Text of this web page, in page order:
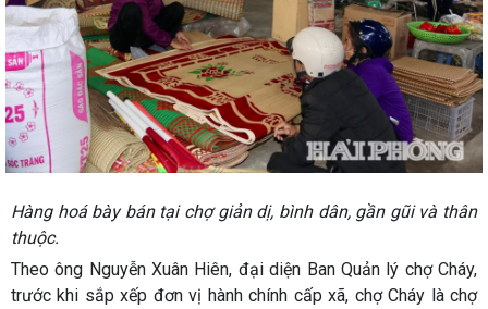
Hàng hoá bày bán tại chợ giản dị, bình dân, gần gũi và thân
thuộc.
Theo ông Nguyễn Xuân Hiên, đại diện Ban Quản lý chợ Cháy,
trước khi sắp xếp đơn vị hành chính cấp xã, chợ Cháy là chợ